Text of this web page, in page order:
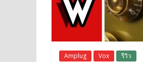
Amplug Vox รีวิว